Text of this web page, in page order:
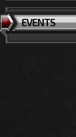
EVENTS